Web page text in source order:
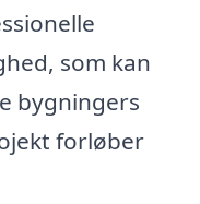
som kan
bygningers
forløber